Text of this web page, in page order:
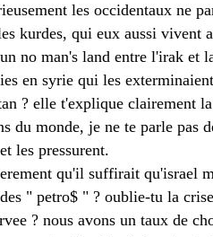
les occidentaux ne
kurdes, qui eux aussi vivent
no man's land entre l'irak et
en syrie qui les
? elle t'explique clairement
du monde, je ne te parle pas
les pressurent.
qu'il suffirait qu'israel
" petro$ " ? oublie-tu la
? nous avons un taux de